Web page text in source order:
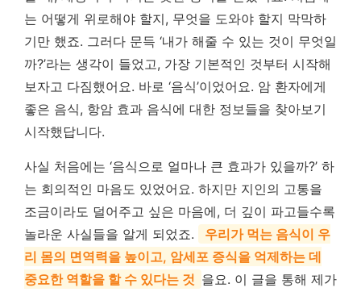
는 어떻게 위로해야 할지, 무엇을 도와야 할지 막막하
기만 했죠. 그러다 문득 ‘내가 해줄 수 있는 것이 무엇일
까?’라는 생각이 들었고, 가장 기본적인 것부터 시작해
보자고 다짐했어요. 바로 ‘음식’이었어요. 암 환자에게
좋은 음식, 항암 효과 음식에 대한 정보들을 찾아보기
시작했답니다.
사실 처음에는 ‘음식으로 얼마나 큰 효과가 있을까?’ 하
는 회의적인 마음도 있었어요. 하지만 지인의 고통을
조금이라도 덜어주고 싶은 마음에, 더 깊이 파고들수록
놀라운 사실들을 알게 되었죠.
우리가 먹는 음식이 우
리 몸의 면역력을 높이고, 암세포 증식을 억제하는 데
중요한 역할을 할 수 있다는 것 을요. 이 글을 통해 제가